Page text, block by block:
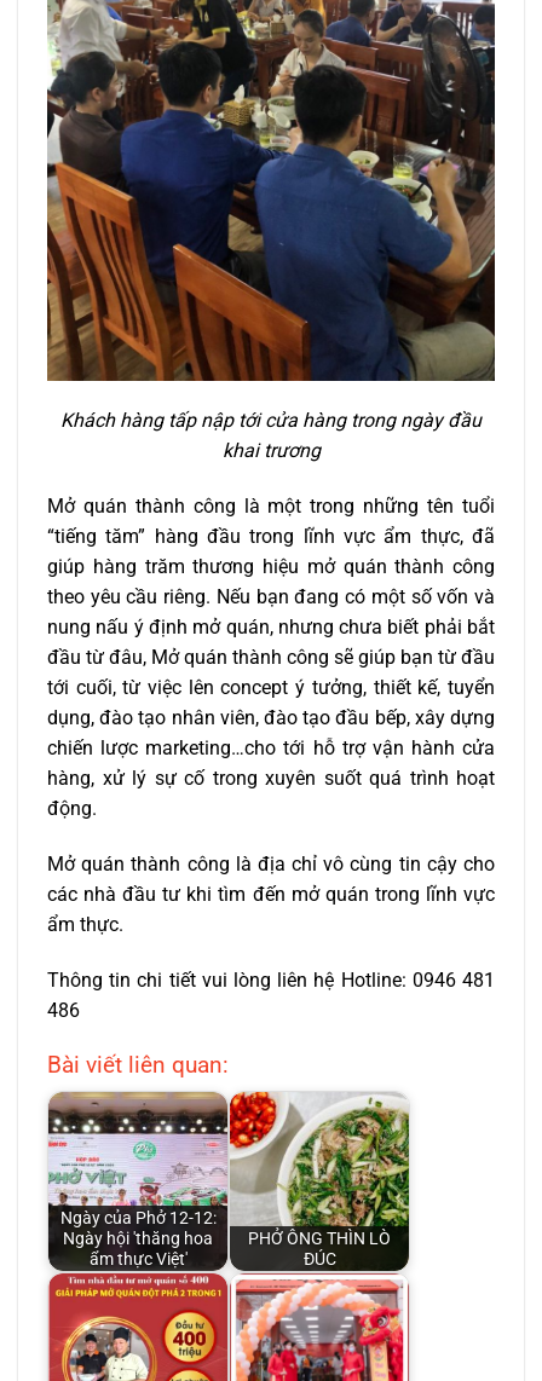
Khách hàng tấp nập tới cửa hàng trong ngày đầu
khai trương
Mở quán thành công là một trong những tên tuổi
“tiếng tăm” hàng đầu trong lĩnh vực ẩm thực, đã
giúp hàng trăm thương hiệu mở quán thành công
theo yêu cầu riêng. Nếu bạn đang có một số vốn và
nung nấu ý định mở quán, nhưng chưa biết phải bắt
đầu từ đâu, Mở quán thành công sẽ giúp bạn từ đầu
tới cuối, từ việc lên concept ý tưởng, thiết kế, tuyển
dụng, đào tạo nhân viên, đào tạo đầu bếp, xây dựng
chiến lược marketing…cho tới hỗ trợ vận hành cửa
hàng, xử lý sự cố trong xuyên suốt quá trình hoạt
động.
Mở quán thành công là địa chỉ vô cùng tin cậy cho
các nhà đầu tư khi tìm đến mở quán trong lĩnh vực
ẩm thực.
Thông tin chi tiết vui lòng liên hệ Hotline: 0946 481
486
Bài viết liên quan:
Ngày của Phở 12-12:
Ngày hội 'thăng hoa
ẩm thực Việt'
PHỞ ÔNG THÌN LÒ
ĐÚC